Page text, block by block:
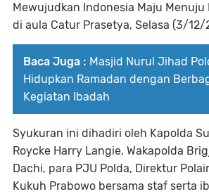
Mewujudkan Indonesia Maju Menuju
di aula Catur Prasetya, Selasa (3/12/
Baca Juga : Masjid Nurul Jihad
Hidupkan Ramadan dengan
Kegiatan Ibadah
Syukuran ini dihadiri oleh Kapolda
Roycke Harry Langie, Wakapolda
Dachi, para PJU Polda, Direktur
Kukuh Prabowo bersama staf serta